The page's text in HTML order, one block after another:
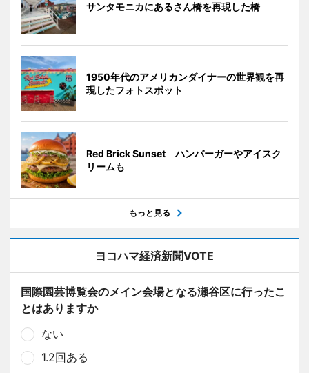
サンタモニカにあるさん橋を再現した橋
1950年代のアメリカンダイナーの世界観を再
現したフォトスポット
Red Brick Sunset ハンバーガーやアイスク
リームも
もっと見る
ヨコハマ経済新聞VOTE
国際園芸博覧会のメイン会場となる瀬谷区に行ったこ
とはありますか
ない
1.2回ある